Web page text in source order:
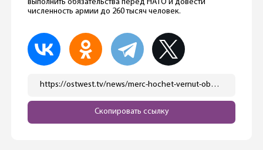
выполнить обязательства перед НАТО и довести
численность армии до 260 тысяч человек.
https://ostwest.tv/news/merc-hochet-vernut-obyazatelnuju-sluzhbu-v-armii/
Скопировать ссылку